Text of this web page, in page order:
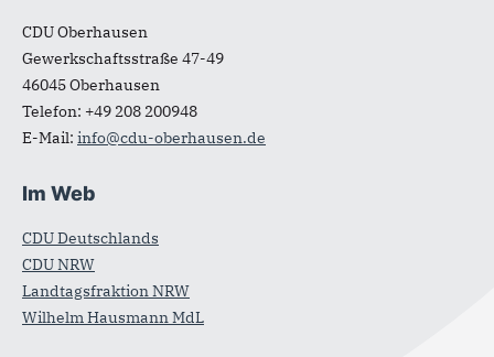
CDU Oberhausen
Gewerkschaftsstraße 47-49
46045Oberhausen
Telefon: +49 208 200948
E-Mail: info@cdu-oberhausen.de
Im Web
CDU Deutschlands
CDU NRW
Landtagsfraktion NRW
Wilhelm Hausmann MdL